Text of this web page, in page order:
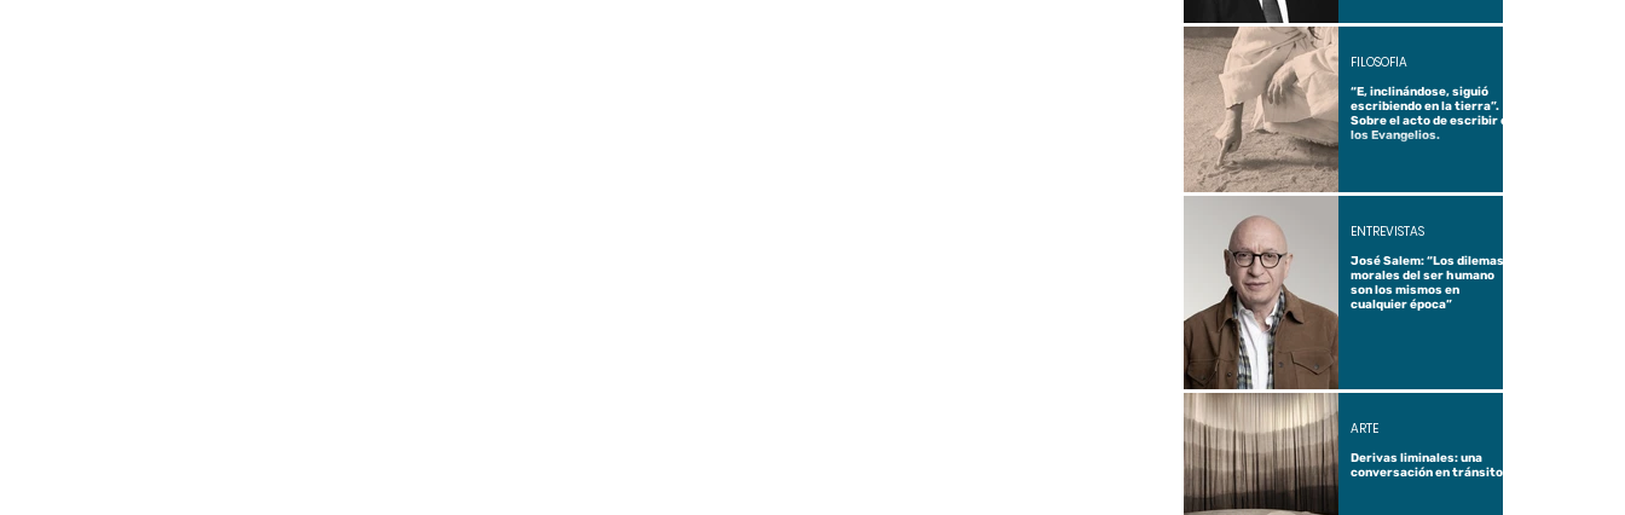
“E, inclinándose, siguió
escribiendo en la tierra”.
Sobre el acto de escribir en
los Evangelios.
FILOSOFÍA
José Salem: “Los dilemas
morales del ser humano
son los mismos en
cualquier época”
ENTREVISTAS
Derivas liminales: una
conversación en tránsito
ARTE